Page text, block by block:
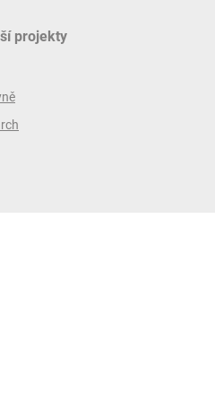
projekty